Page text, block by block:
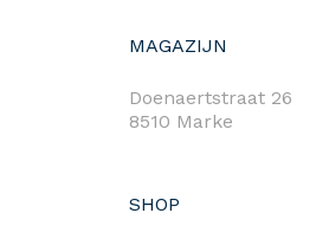
MAGAZIJN
Doenaertstraat 26
8510 Marke
SHOP